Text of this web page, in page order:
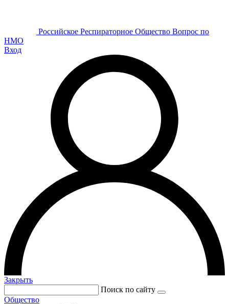
Российское Респираторное Общество Вопрос по
НМО
Вход
Закрыть
Поиск по сайту
Общество